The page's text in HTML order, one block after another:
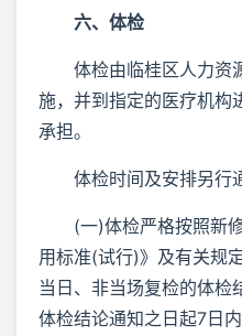
六、体检
体检由临桂区人力资
施，并到指定的医疗机构
承担。
体检时间及安排另行通
(一)体检严格按照新修
用标准(试行)》及有关规
当日、非当场复检的体检
体检结论通知之日起7日